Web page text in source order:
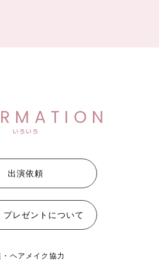
いろいろ
出演依頼
プレゼントについて
・ヘアメイク協力